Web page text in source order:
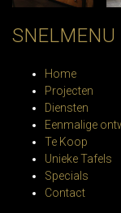
SNELMENU
Home
Projecten
Diensten
Eenmalige
Te Koop
Unieke Tafels
Specials
Contact